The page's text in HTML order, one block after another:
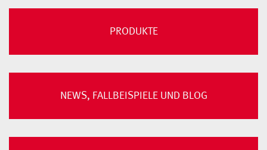
PRODUKTE
NEWS, FALLBEISPIELE UND BLOG